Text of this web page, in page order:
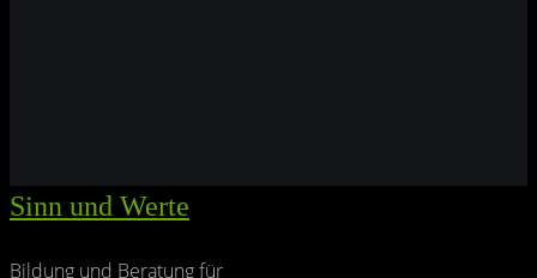
Sinn und Werte
Bildung und Beratung für